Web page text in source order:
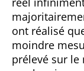
ont réalisé
moindre
prélevé sur le